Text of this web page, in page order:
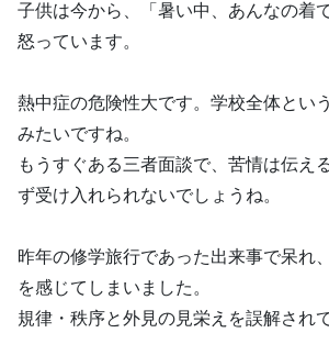
子供は今から、「暑い中、あんなの着
怒っています。
熱中症の危険性大です。学校全体とい
みたいですね。
もうすぐある三者面談で、苦情は伝え
ず受け入れられないでしょうね。
昨年の修学旅行であった出来事で呆れ
を感じてしまいました。
規律・秩序と外見の見栄えを誤解され